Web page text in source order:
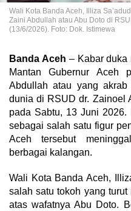
Wali Kota Banda Aceh, Illiza
Zaini Abdullah atau Abu Doto di
(13/6/2026). Foto: Dok. Istimewa
Banda Aceh – Kabar duka
Mantan Gubernur Aceh
Abdullah atau yang akrab
dunia di RSUD dr. Zainoel
pada Sabtu, 13 Juni 2026.
sebagai salah satu figur
Aceh tersebut
berbagai kalangan.
Wali Kota Banda Aceh,
salah satu tokoh yang
atas wafatnya Abu Doto.